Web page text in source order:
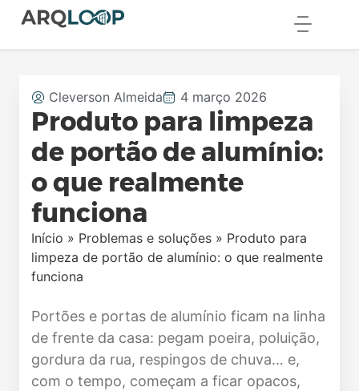
Cleverson Almeida 4 março 2026
Produto para limpeza
de portão de alumínio:
o que realmente
funciona
Início » Problemas e soluções » Produto para
limpeza de portão de alumínio: o que realmente
funciona
Portões e portas de alumínio ficam na linha
de frente da casa: pegam poeira, poluição,
gordura da rua, respingos de chuva… e,
com o tempo, começam a ficar opacos,